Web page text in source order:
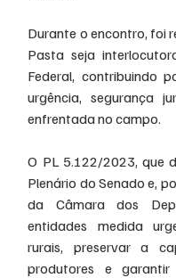
Durante o encontro, foi
Pasta seja
Federal, contribuindo
urgência, segurança
enfrentada no campo.
O PL 5.122/2023, que
Plenário do Senado e,
da Câmara dos
entidades medida
rurais, preservar a
produtores e